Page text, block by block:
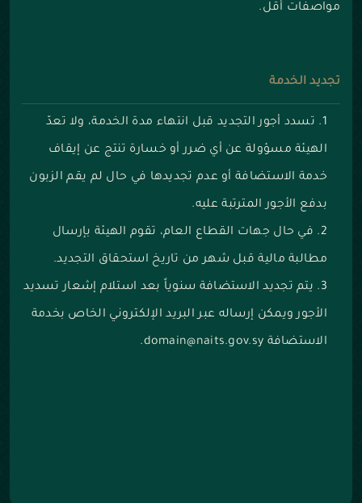
مواصفات أقل.
تجديد الخدمة
تسدد أجور التجديد قبل انتهاء مدة الخدمة، ولا تعدّ
الهيئة مسؤولة عن أي ضرر أو خسارة تنتج عن إيقاف
خدمة الاستضافة أو عدم تجديدها في حال لم يقم الزبون
بدفع الأجور المترتبة عليه.
في حال جهات القطاع العام، تقوم الهيئة بإرسال
مطالبة مالية قبل شهر من تاريخ استحقاق التجديد.
يتم تجديد الاستضافة سنوياً بعد استلام إشعار تسديد
الأجور ويمكن إرساله عبر البريد الإلكتروني الخاص بخدمة
الاستضافة domain@naits.gov.sy.